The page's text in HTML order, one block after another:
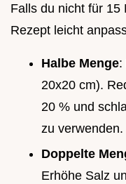
Falls du nicht für 15
Rezept leicht
Halbe Menge:
20x20 cm).
20 % und
zu verwenden.
Doppelte
Erhöhe Salz